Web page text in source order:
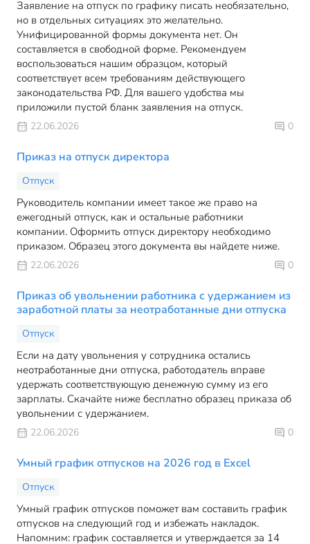
Заявление на отпуск по графику писать необязательно,
но в отдельных ситуациях это желательно.
Унифицированной формы документа нет. Он
составляется в свободной форме. Рекомендуем
воспользоваться нашим образцом, который
соответствует всем требованиям действующего
законодательства РФ. Для вашего удобства мы
приложили пустой бланк заявления на отпуск.
22.06.2026 0
Приказ на отпуск директора
Отпуск
Руководитель компании имеет такое же право на
ежегодный отпуск, как и остальные работники
компании. Оформить отпуск директору необходимо
приказом. Образец этого документа вы найдете ниже.
22.06.2026 0
Приказ об увольнении работника с удержанием из
заработной платы за неотработанные дни отпуска
Отпуск
Если на дату увольнения у сотрудника остались
неотработанные дни отпуска, работодатель вправе
удержать соответствующую денежную сумму из его
зарплаты. Скачайте ниже бесплатно образец приказа об
увольнении с удержанием.
22.06.2026 0
Умный график отпусков на 2026 год в Excel
Отпуск
Умный график отпусков поможет вам составить график
отпусков на следующий год и избежать накладок.
Напомним: график составляется и утверждается за 14